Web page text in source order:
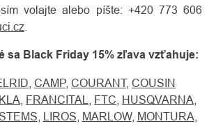
volajte alebo píšte: +420 773 606
sa Black Friday 15% zľava vzťahuje:
CAMP, COURANT, COUSIN
FRANCITAL FTC HUSQVARNA
LIROS MARLOW, MONTURA